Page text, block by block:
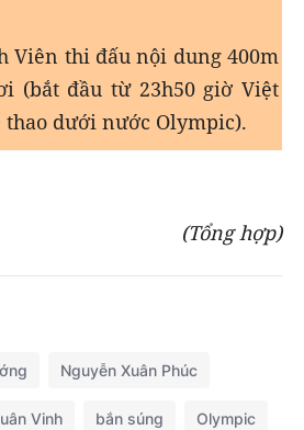
Viên thi đấu nội dung 400m
(bắt đầu từ 23h50 giờ Việt
thao dưới nước Olympic).
(Tổng hợp)
Nguyễn Xuân Phúc
Vinh bắn súng Olympic